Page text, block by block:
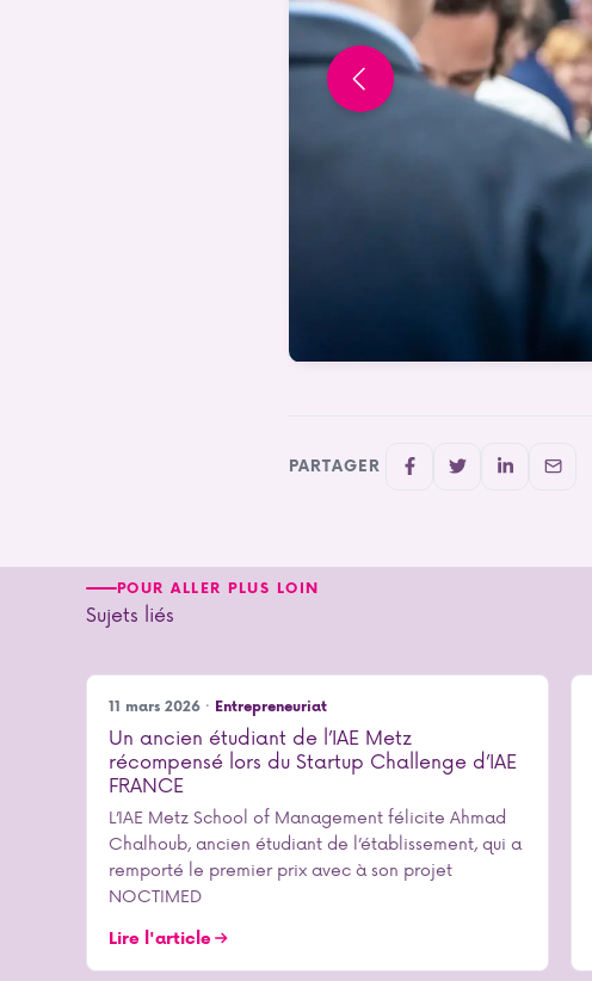
PARTAGER
POUR ALLER PLUS LOIN
Sujets liés
11 mars 2026 · Entrepreneuriat
Un ancien étudiant de l’IAE Metz
récompensé lors du Startup Challenge d’IAE
FRANCE
L’IAE Metz School of Management félicite Ahmad
Chalhoub, ancien étudiant de l’établissement, qui a
remporté le premier prix avec à son projet
NOCTIMED
Lire l'article